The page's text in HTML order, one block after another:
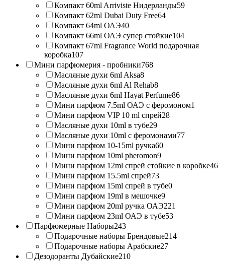
Компакт 60ml Arriviste Нидерланды59
Компакт 62ml Dubai Duty Free64
Компакт 64ml ОАЭ40
Компакт 66ml ОАЭ супер стойкие104
Компакт 67ml Fragrance World подарочная
коробка107
Мини парфюмерия - пробники768
Масляные духи 6ml Aksa8
Масляные духи 6ml Al Rehab8
Масляные духи 6ml Hayat Perfume86
Мини парфюм 7.5ml ОАЭ с феромоном1
Мини парфюм VIP 10 ml спрей28
Масляные духи 10ml в тубе29
Масляные духи 10ml с феромонами77
Мини парфюм 10-15ml ручка60
Мини парфюм 10ml pheromon9
Мини парфюм 12ml спрей стойкие в коробке46
Мини парфюм 15.5ml спрей73
Мини парфюм 15ml спрей в тубе0
Мини парфюм 19ml в мешочке9
Мини парфюм 20ml ручка ОАЭ221
Мини парфюм 23ml ОАЭ в тубе53
Парфюмерные Наборы243
Подарочные наборы Брендовые214
Подарочные наборы Арабские27
Дезодоранты Дубайские210